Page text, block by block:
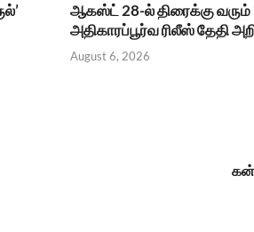
ஆகஸ்ட் 28-ல் திரைக்கு
அதிகாரப்பூர்வ ரிலீஸ் தேதி
August 6, 2026